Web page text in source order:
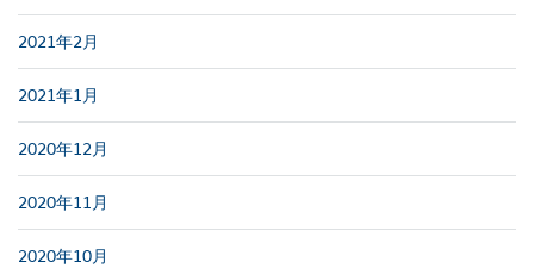
2021年2月
2021年1月
2020年12月
2020年11月
2020年10月